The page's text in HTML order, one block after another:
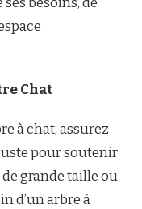
Chat
à chat, assurez-
pour soutenir
grande taille ou
d’un arbre à